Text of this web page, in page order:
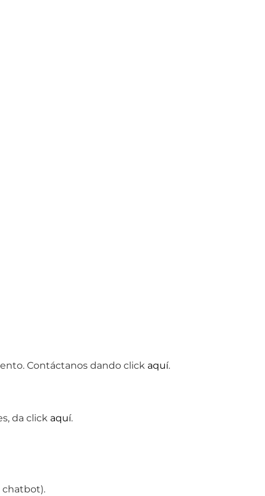
Contáctanos dando click aquí.
da click aquí.
chatbot).